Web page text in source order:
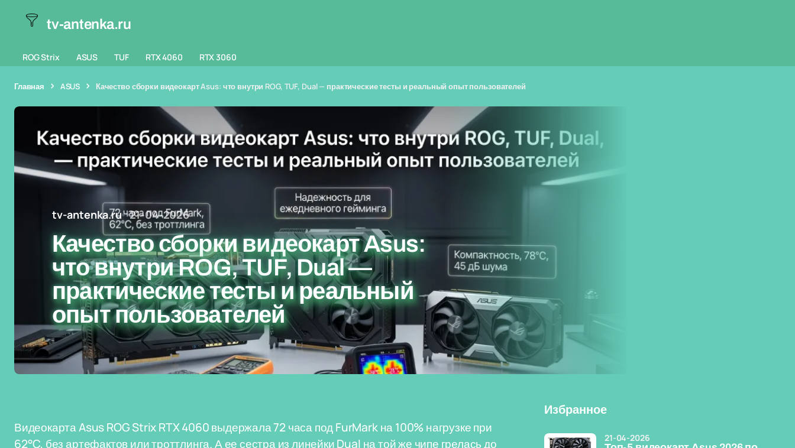
tv-antenka.ru
ROG Strix ASUS TUF RTX 4060 RTX 3060
Главная ASUS Качество сборки видеокарт Asus: что внутри ROG, TUF, Dual — практические тесты и реальный опыт пользователей
tv-antenka.ru 21-04-2026
Качество сборки видеокарт Asus:
что внутри ROG, TUF, Dual —
практические тесты и реальный
опыт пользователей
Видеокарта Asus ROG Strix RTX 4060 выдержала 72 часа под FurMark на 100% нагрузке при
62°C, без артефактов или троттлинга. А ее сестра из линейки Dual на той же чипе грелась до
Избранное
21-04-2026